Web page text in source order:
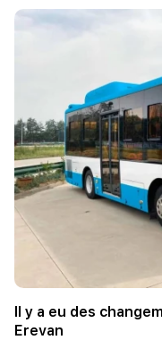
Il y a eu des
Erevan